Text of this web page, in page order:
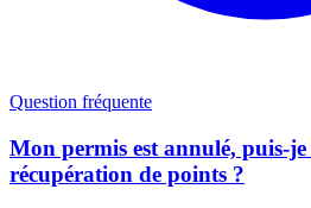
Question fréquente
Mon permis est annulé, puis-
récupération de points ?